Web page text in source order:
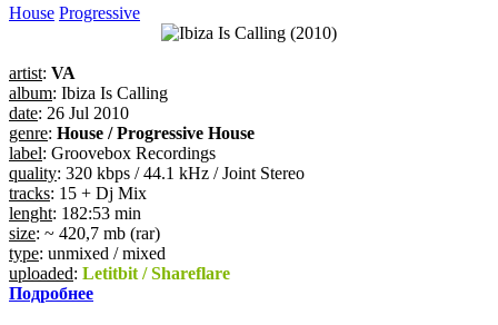
House Progressive
artist: VA
album: Ibiza Is Calling
date: 26 Jul 2010
genre: House / Progressive House
label: Groovebox Recordings
quality: 320 kbps / 44.1 kHz / Joint Stereo
tracks: 15 + Dj Mix
lenght: 182:53 min
size: ~ 420,7 mb (rar)
type: unmixed / mixed
uploaded: Letitbit / Shareflare
Подробнее